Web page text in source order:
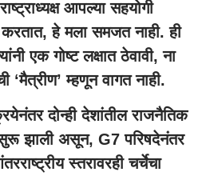
आपल्या सहयोगी
हे मला समजत नाही. ही
एक गोष्ट लक्षात ठेवावी, ना
‘मैत्रीण’ म्हणून वागत नाही.
दोन्ही देशांतील राजनैतिक
सुरू झाली असून, G7 परिषदेनंतर
स्तरावरही चर्चेचा